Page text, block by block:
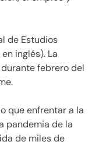
de Estudios
inglés). La
febrero del
que enfrentar a la
pandemia de la
de miles de